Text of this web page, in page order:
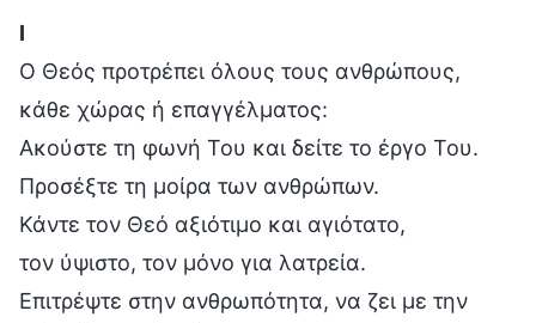
Ⅰ
Ο Θεός προτρέπει όλους τους ανθρώπους,
κάθε χώρας ή επαγγέλματος:
Ακούστε τη φωνή Του και δείτε το έργο Του.
Προσέξτε τη μοίρα των ανθρώπων.
Κάντε τον Θεό αξιότιμο και αγιότατο,
τον ύψιστο, τον μόνο για λατρεία.
Επιτρέψτε στην ανθρωπότητα, να ζει με την